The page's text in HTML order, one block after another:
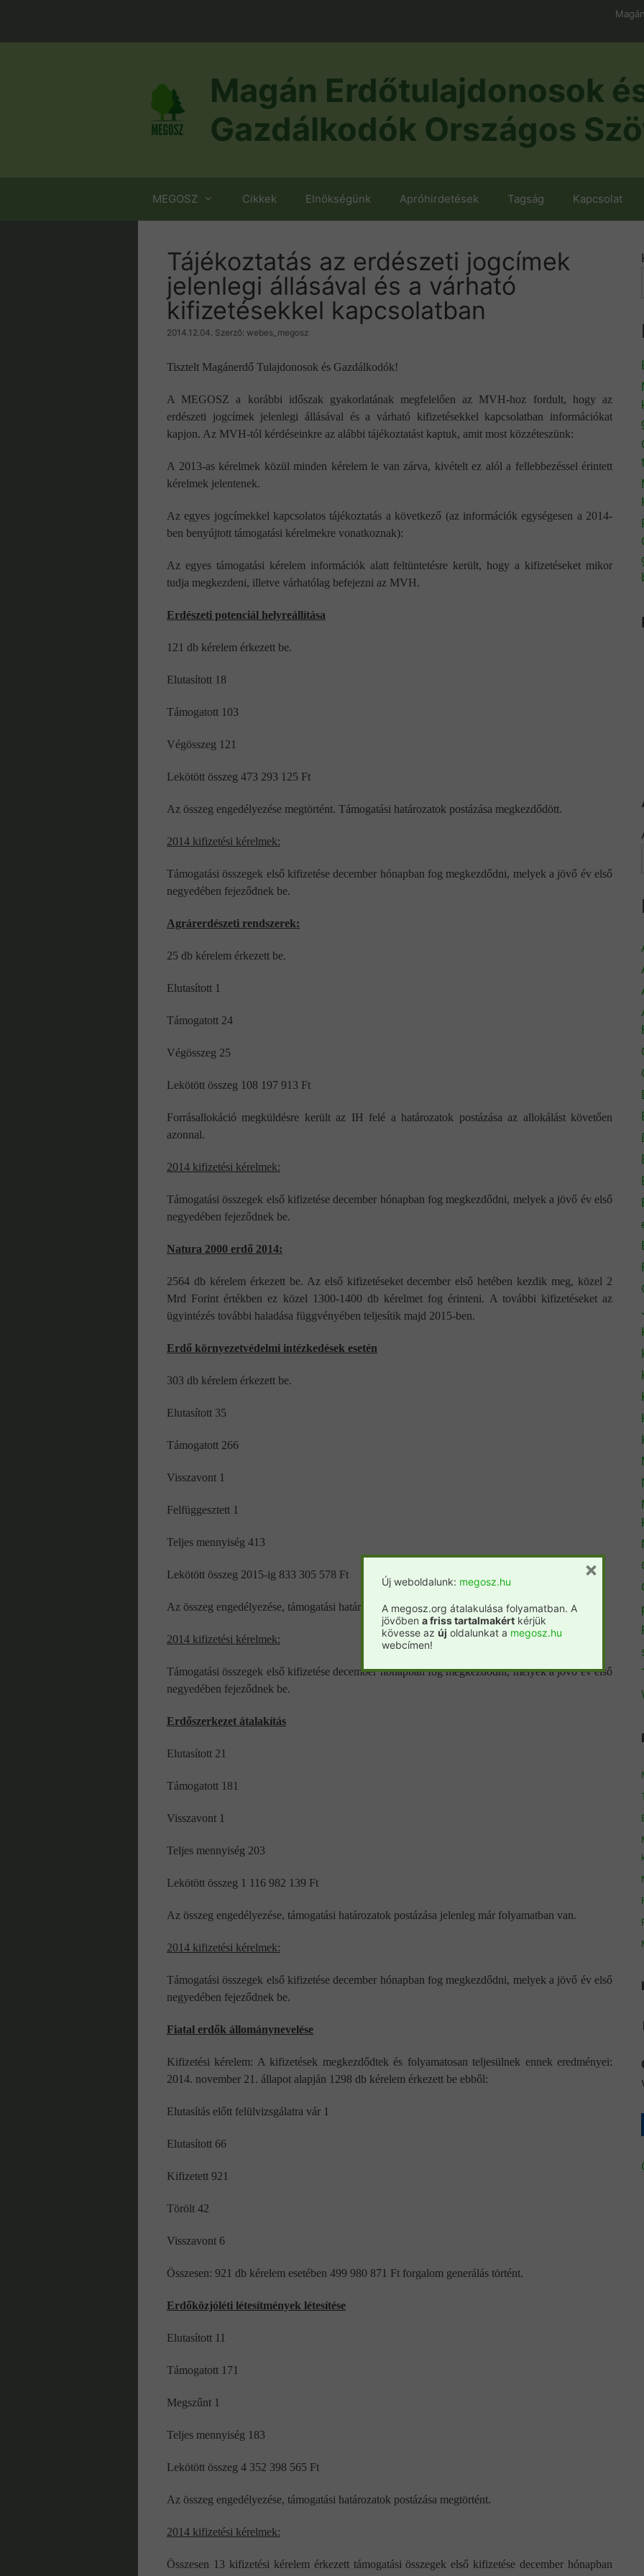
Magán Erdőtulajdonosok
Gazdálkodók Országos
MEGOSZ Cikkek Elnökségünk Apróhirdetések Tagság Kapcsolat
Tájékoztatás az erdészeti jogcímek
jelenlegi állásával és a várható
kifizetésekkel kapcsolatban
2014.12.04. Szerző: webes_megosz
Tisztelt Magánerdő Tulajdonosok és Gazdálkodók!
A MEGOSZ a korábbi időszak gyakorlatának megfelelően az MVH-hoz fordult, hogy az
erdészeti jogcímek jelenlegi állásával és a várható kifizetésekkel kapcsolatban információkat
kapjon. Az MVH-tól kérdéseinkre az alábbi tájékoztatást kaptuk, amit most közzéteszünk:
A 2013-as kérelmek közül minden kérelem le van zárva, kivételt ez alól a fellebbezéssel érintett
kérelmek jelentenek.
Az egyes jogcímekkel kapcsolatos tájékoztatás a következő (az információk egységesen a 2014-
ben benyújtott támogatási kérelmekre vonatkoznak):
Az egyes támogatási kérelem információk alatt feltüntetésre került, hogy a kifizetéseket mikor
tudja megkezdeni, illetve várhatólag befejezni az MVH.
Erdészeti potenciál helyreállítása
121 db kérelem érkezett be.
Elutasított 18
Támogatott 103
Végösszeg 121
Lekötött összeg 473 293 125 Ft
Az összeg engedélyezése megtörtént. Támogatási határozatok postázása megkezdődött.
2014 kifizetési kérelmek:
Támogatási összegek első kifizetése december hónapban fog megkezdődni, melyek a jövő év első
negyedében fejeződnek be.
Agrárerdészeti rendszerek:
25 db kérelem érkezett be.
Elutasított 1
Támogatott 24
Végösszeg 25
Lekötött összeg 108 197 913 Ft
Forrásallokáció megküldésre került az IH felé a határozatok postázása az allokálást követően
azonnal.
2014 kifizetési kérelmek:
Támogatási összegek első kifizetése december hónapban fog megkezdődni, melyek a jövő év első
negyedében fejeződnek be.
Natura 2000 erdő 2014:
2564 db kérelem érkezett be. Az első kifizetéseket december első hetében kezdik meg, közel 2
Mrd Forint értékben ez közel 1300-1400 db kérelmet fog érinteni. A további kifizetéseket az
ügyintézés további haladása függvényében teljesítik majd 2015-ben.
Erdő környezetvédelmi intézkedések esetén
303 db kérelem érkezett be.
Elutasított 35
Támogatott 266
Visszavont 1
Felfüggesztett 1
Teljes mennyiség 413
Lekötött összeg 2015-ig 833 305 578 Ft
Az összeg engedélyezése, támogatási határozatok postázása már megkezdődött.
2014 kifizetési kérelmek:
Támogatási összegek első kifizetése december hónapban fog megkezdődni, melyek a jövő év első
negyedében fejeződnek be.
Erdőszerkezet átalakítás
Elutasított 21
Támogatott 181
Visszavont 1
Teljes mennyiség 203
Lekötött összeg 1 116 982 139 Ft
Az összeg engedélyezése, támogatási határozatok postázása jelenleg már folyamatban van.
2014 kifizetési kérelmek:
Támogatási összegek első kifizetése december hónapban fog megkezdődni, melyek a jövő év első
negyedében fejeződnek be.
Fiatal erdők állománynevelése
Kifizetési kérelem: A kifizetések megkezdődtek és folyamatosan teljesülnek ennek eredményei:
2014. november 21. állapot alapján 1298 db kérelem érkezett be ebből:
Elutasítás előtt felülvizsgálatra vár 1
Elutasított 66
Kifizetett 921
Törölt 42
Visszavont 6
Összesen: 921 db kérelem esetében 499 980 871 Ft forgalom generálás történt.
Erdőközjóléti létesítmények létesítése
Elutasított 11
Támogatott 171
Megszűnt 1
Teljes mennyiség 183
Lekötött összeg 4 352 398 565 Ft
Az összeg engedélyezése, támogatási határozatok postázása megtörtént.
2014 kifizetési kérelmek:
Összesen 13 kifizetési kérelem érkezett támogatási összegek első kifizetése december hónapban
Új weboldalunk: megosz.hu
A megosz.org átalakulása folyamatban. A
jövőben a friss tartalmakért kérjük
kövesse az új oldalunkat a megosz.hu
webcímen!
×